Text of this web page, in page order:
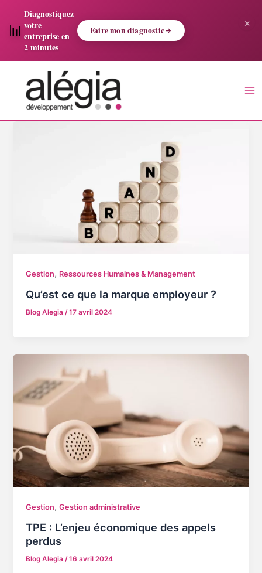
📊
Diagnostiquez
votre
entreprise en
2 minutes
Faire mon diagnostic
×
contenu
Gestion, Ressources Humaines & Management
Qu’est ce que la marque employeur ?
Blog Alegia/17 avril 2024
Gestion,Gestion administrative
TPE : L’enjeu économique des appels
perdus
Blog Alegia /16 avril 2024